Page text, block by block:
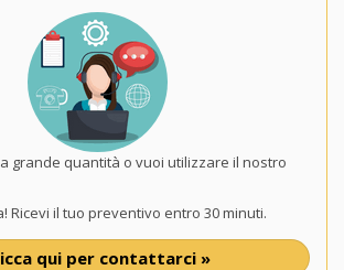
grande quantità o vuoi utilizzare il nostro
Ricevi il tuo preventivo entro 30 minuti.
qui per contattarci »